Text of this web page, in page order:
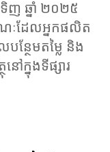
ញ ឆ្នាំ ២០២៥
ៈដែលអ្នកផលិត
ន្ថែមតម្លៃ និង
នៅក្នុងទីផ្សារ